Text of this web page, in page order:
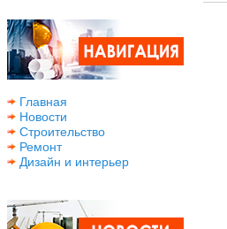
Главная
Новости
Строительство
Ремонт
Дизайн и интерьер